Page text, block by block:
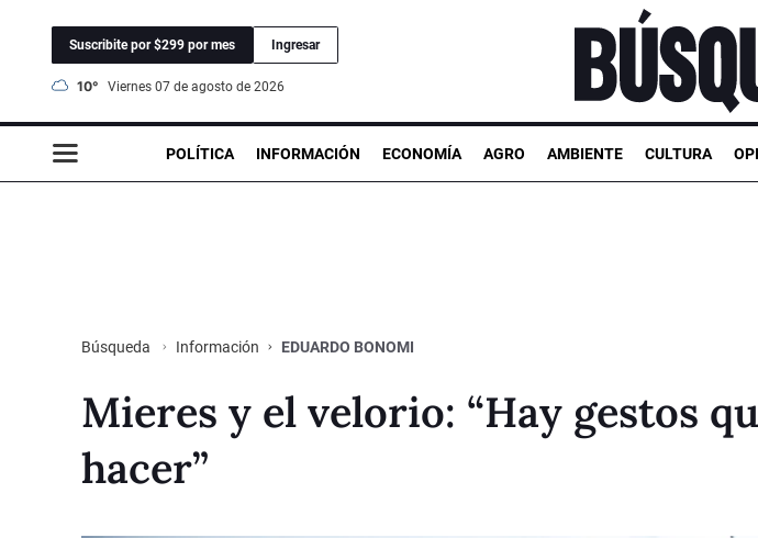
Suscribite por $299 por mes Ingresar
10° viernes 07 de agosto de 2026
POLÍTICA INFORMACIÓN ECONOMÍA AGRO AMBIENTE CULTURA
Búsqueda Información EDUARDO BONOMI
Mieres y el velorio: “Hay gestos
hacer”